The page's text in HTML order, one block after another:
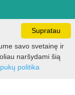
Supratau
savo svetainę ir
naršydami šią
politika